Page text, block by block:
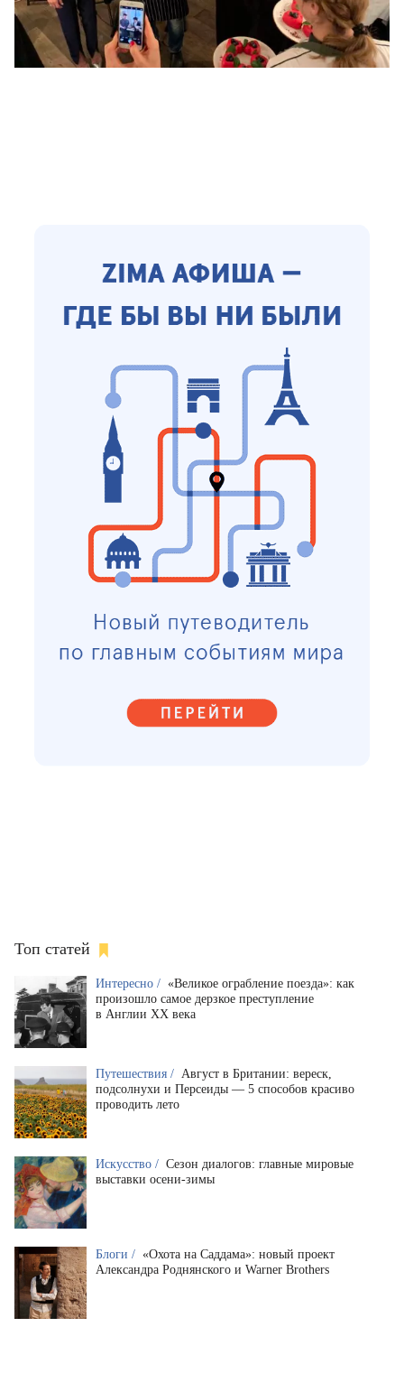
Топ статей
Интересно / «Великое ограбление поезда»: как
произошло самое дерзкое преступление
в Англии XX века
Путешествия / Август в Британии: вереск,
подсолнухи и Персеиды — 5 способов красиво
проводить лето
Искусство / Сезон диалогов: главные мировые
выставки осени-зимы
Блоги / «Охота на Саддама»: новый проект
Александра Роднянского и Warner Brothers